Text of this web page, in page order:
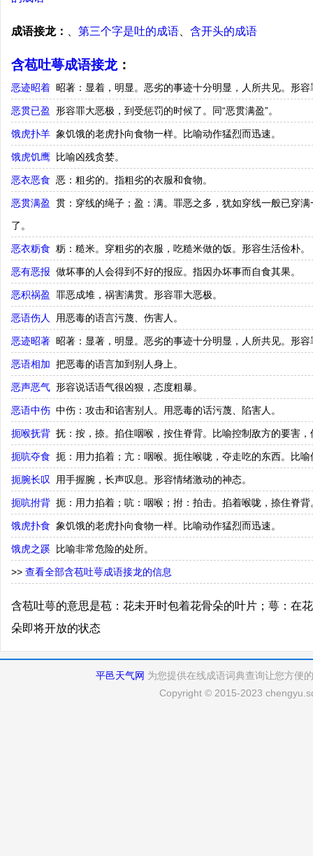
成语接龙： 第三个字是吐的成语 含开头的成语
含苞吐萼成语接龙：
恶迹昭着 昭著：显着，明显。恶劣的事迹十分明显，人所共见。形
恶贯已盈 形容罪大恶极，到受惩罚的时候了。同“恶贯满盈”。
饿虎扑羊 象饥饿的老虎扑向食物一样。比喻动作猛烈而迅速。
饿虎饥鹰 比喻凶残贪婪。
恶衣恶食 恶：粗劣的。指粗劣的衣服和食物。
恶贯满盈
贯：穿线的绳子；盈：满。罪恶之多，犹如穿线一般已穿
了。
恶衣粝食 粝：糙米。穿粗劣的衣服，吃糙米做的饭。形容生活俭朴。
恶有恶报 做坏事的人会得到不好的报应。指因办坏事而自食其果。
恶积祸盈 罪恶成堆，祸害满贯。形容罪大恶极。
恶语伤人 用恶毒的语言污蔑、伤害人。
恶迹昭著 昭著：显著，明显。恶劣的事迹十分明显，人所共见。形
恶语相加 把恶毒的语言加到别人身上。
恶声恶气 形容说话语气很凶狠，态度粗暴。
恶语中伤 中伤：攻击和谄害别人。用恶毒的话污蔑、陷害人。
扼喉抚背 抚：按，捺。掐住咽喉，按住脊背。比喻控制敌方的要害
扼吭夺食 扼：用力掐着；亢：咽喉。扼住喉咙，夺走吃的东西。比
扼腕长叹 用手握腕，长声叹息。形容情绪激动的神态。
扼吭拊背 扼：用力掐着；吭：咽喉；拊：拍击。掐着喉咙，捺住脊
饿虎扑食 象饥饿的老虎扑向食物一样。比喻动作猛烈而迅速。
饿虎之蹊 比喻非常危险的处所。
>> 查看全部含苞吐萼成语接龙的信息
含苞吐萼的意思是苞：花未开时包着花骨朵的叶片；萼：在
朵即将开放的状态
平邑天气网 为您提供在线成语词典查询让您方便
Copyright © 2015-2023